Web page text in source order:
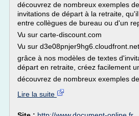
découvrez de nombreux exemples
invitations de départ à la retraite,
entre collègues de bureau ou d'un
Vu sur carte-discount.com
Vu sur d3e08pnjer9hg6.cloudfront.net
grâce à nos modèles de textes
départ en retraite, créez facilement
découvrez de nombreux exemples de
Lire la suite